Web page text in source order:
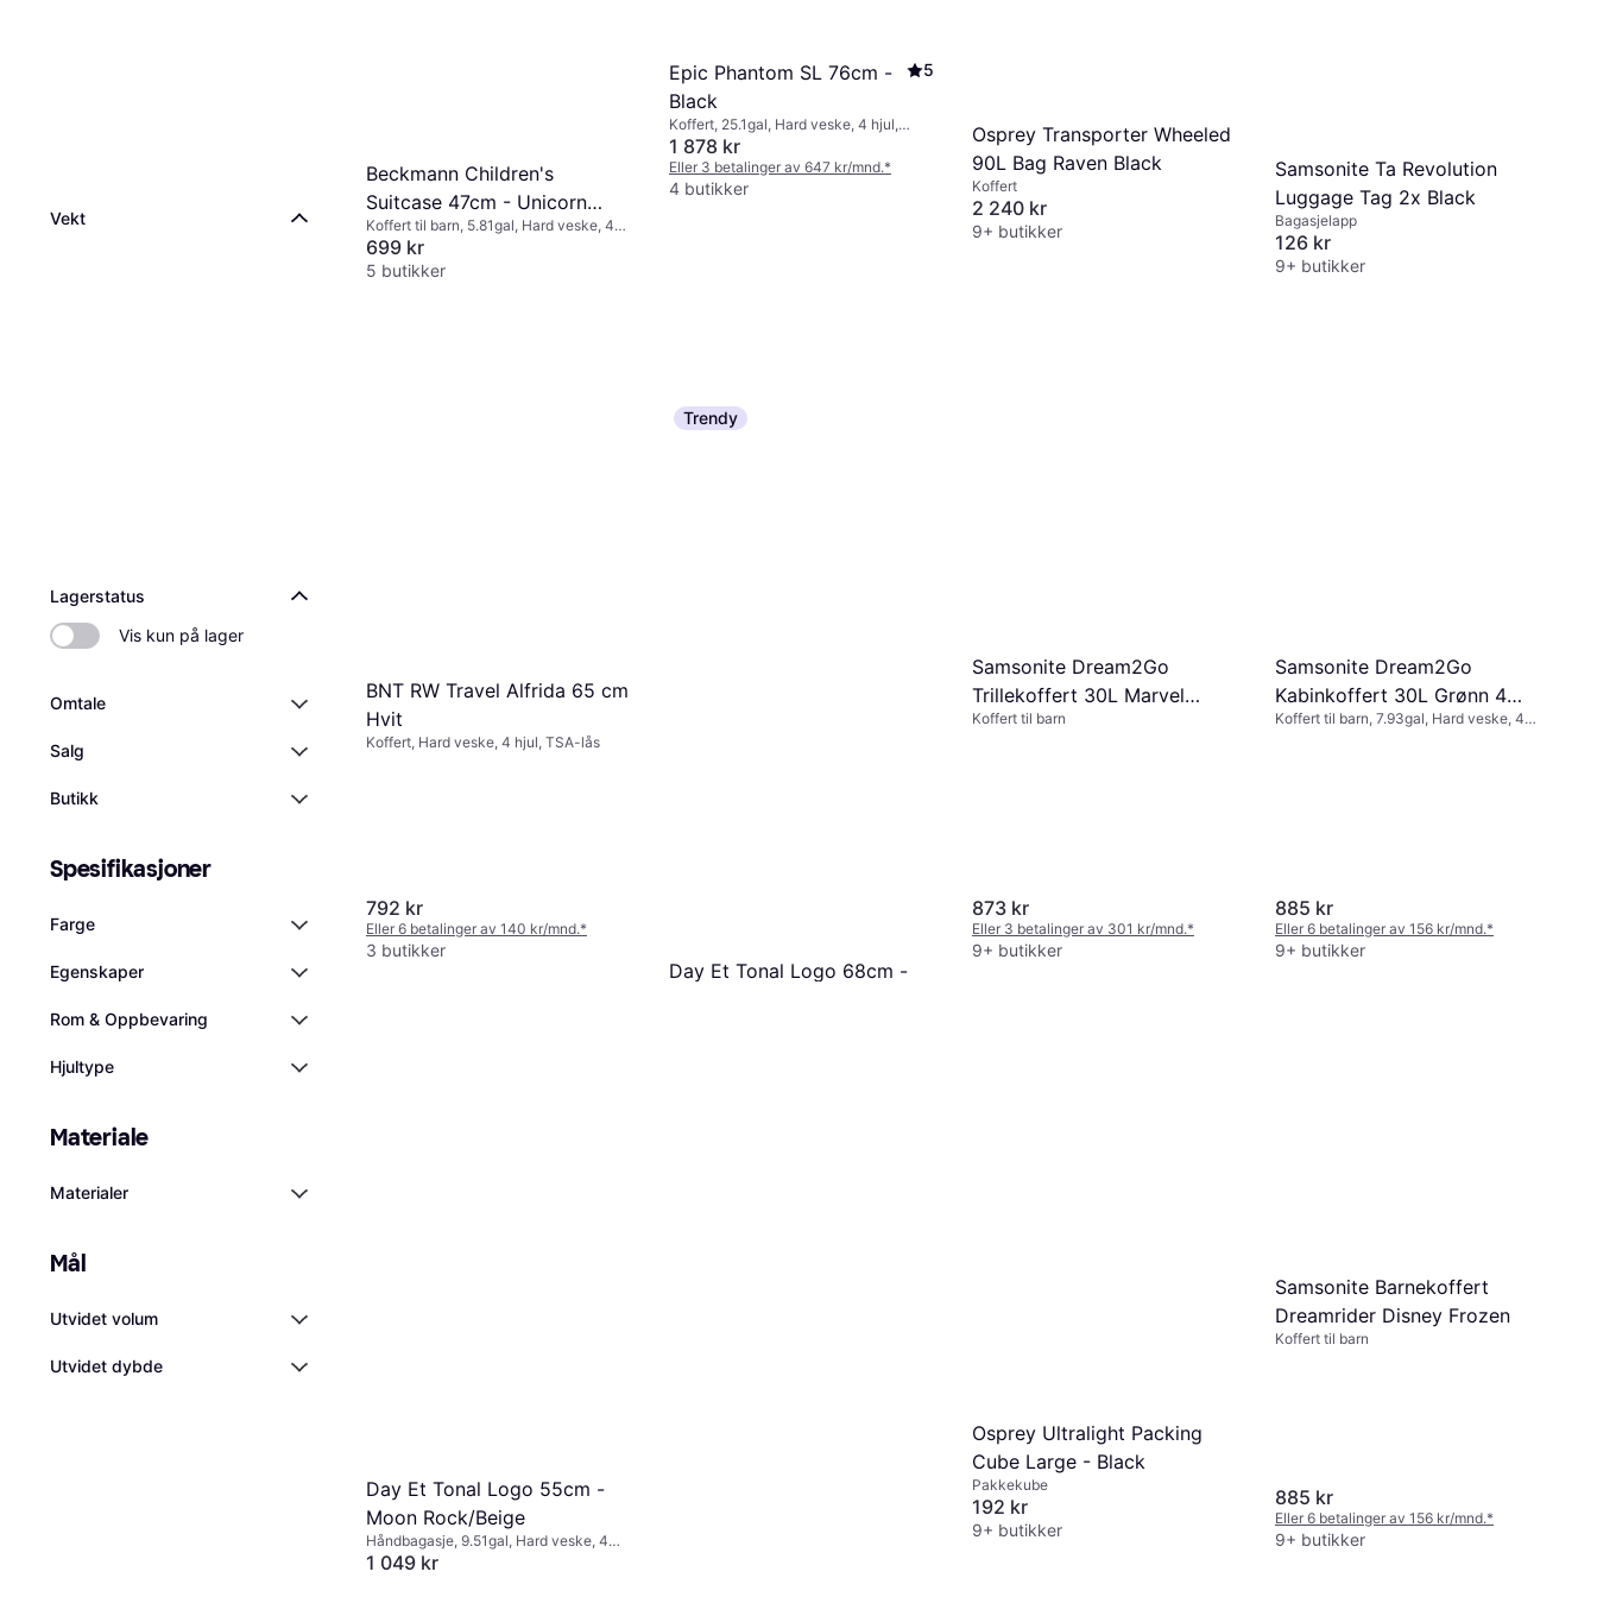
Vekt
Lagerstatus
Vis kun på lager
Omtale
Salg
Butikk
Spesifikasjoner
Farge
Egenskaper
Rom & Oppbevaring
Hjultype
Materiale
Materialer
Mål
Utvidet volum
Utvidet dybde
Beckmann Children's
Suitcase 47cm - Unicorn
Princess Purple
Koffert til barn, 5.81gal, Hard veske, 4
hjul
699 kr
5 butikker
Epic Phantom SL 76cm -
Black
5
Koffert, 25.1gal, Hard veske, 4 hjul,
TSA-lås
1 878 kr
Eller 3 betalinger av 647 kr/mnd.*
4 butikker
Osprey Transporter Wheeled
90L Bag Raven Black
Koffert
2 240 kr
9+ butikker
Samsonite Ta Revolution
Luggage Tag 2x Black
Bagasjelapp
126 kr
9+ butikker
BNT RW Travel Alfrida 65 cm
Hvit
Koffert, Hard veske, 4 hjul, TSA-lås
792 kr
Eller 6 betalinger av 140 kr/mnd.*
3 butikker
Trendy
Day Et Tonal Logo 68cm -
Samsonite Dream2Go
Trillekoffert 30L Marvel
Spider-Man
Koffert til barn
873 kr
Eller 3 betalinger av 301 kr/mnd.*
9+ butikker
Samsonite Dream2Go
Kabinkoffert 30L Grønn 4
Hjul
Koffert til barn, 7.93gal, Hard veske, 4
885 kr
Eller 6 betalinger av 156 kr/mnd.*
9+ butikker
Day Et Tonal Logo 55cm -
Moon Rock/Beige
Håndbagasje, 9.51gal, Hard veske, 4
hjul, TSA-lås
1 049 kr
Osprey Ultralight Packing
Cube Large - Black
Pakkekube
192 kr
9+ butikker
Samsonite Barnekoffert
Dreamrider Disney Frozen
Koffert til barn
885 kr
Eller 6 betalinger av 156 kr/mnd.*
9+ butikker